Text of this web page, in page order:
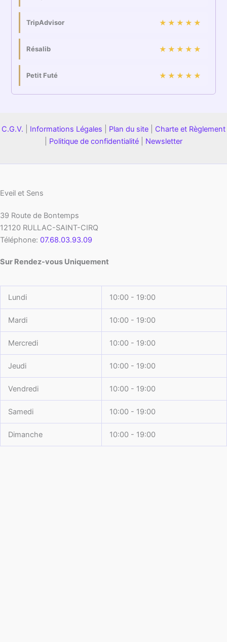
TripAdvisor ★★★★★
Résalib ★★★★★
Petit Futé ★★★★★
C.G.V. Informations Légales Plan du site
Charte et Règlement
Politique de confidentialité Newsletter
Eveil et Sens
39 Route de Bontemps
12120 RULLAC-SAINT-CIRQ
Téléphone: 07.68.03.93.09
Sur Rendez-vous Uniquement
Lundi 10:00 - 19:00
Mardi 10:00 - 19:00
Mercredi 10:00 - 19:00
Jeudi 10:00 - 19:00
Vendredi 10:00 - 19:00
Samedi 10:00 - 19:00
Dimanche 10:00 - 19:00